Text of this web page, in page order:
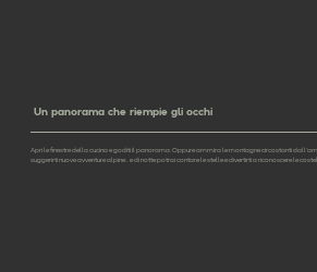
Un panorama che riempie gli occhi
Apri le finestre della cucina e goditi il panorama. Oppure ammira le montagne circostanti
suggerirti nuove avventure alpine… e di notte potrai contare le stelle e divertirti a riconoscere le